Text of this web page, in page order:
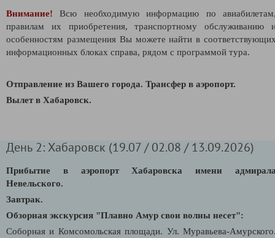
Внимание!
Всю необходимую информацию по
правилам их приобретения, транспортному обслуживанию
особенностям размещения Вы можете найти в
информационных блоках справа, рядом с программой тура.
Отправление из Вашего города. Трансфер в аэропорт.
Вылет в Хабаровск.
День 2: Хабаровск (19.07 / 02.08 / 13.09.2026)
Прибытие в аэропорт Хабаровска имени
Невельского.
Завтрак.
Обзорная экскурсия "Плавно Амур свои волны несет":
Соборная и Комсомольская площади. Ул. Муравьева-